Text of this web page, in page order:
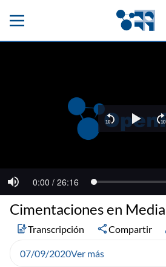
Cimentaciones en
Transcripción Compartir
07/09/2020Ver más